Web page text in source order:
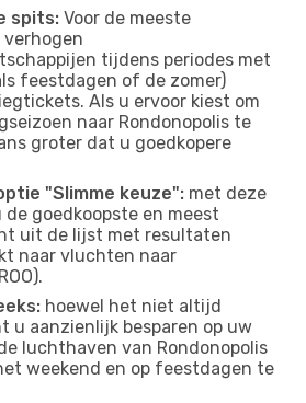
spits: Voor de meeste
tijdens periodes met
feestdagen of de zomer)
Als u ervoor kiest om
naar Rondonopolis te
groter dat u goedkopere
"Slimme keuze": met deze
goedkoopste en meest
uit de lijst met resultaten
naar vluchten naar
hoewel het niet altijd
u aanzienlijk besparen op uw
luchthaven van Rondonopolis
weekend en op feestdagen te